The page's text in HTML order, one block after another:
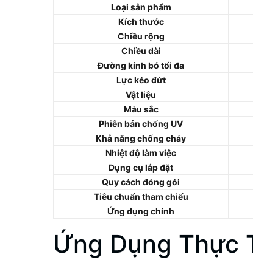
Loại sản phẩm
Kích thước
Chiều rộng
Chiều dài
Đường kính bó tối đa
Lực kéo đứt
Vật liệu
Màu sắc
Phiên bản chống UV
Khả năng chống cháy
Nhiệt độ làm việc
Dụng cụ lắp đặt
Quy cách đóng gói
Tiêu chuẩn tham chiếu
Ứng dụng chính
Ứng Dụng Thực